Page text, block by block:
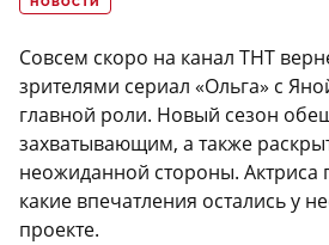
Совсем скоро на канал ТНТ
зрителями сериал «Ольга» с
главной роли. Новый сезон
захватывающим, а также
неожиданной стороны. Актриса
какие впечатления остались у
проекте.